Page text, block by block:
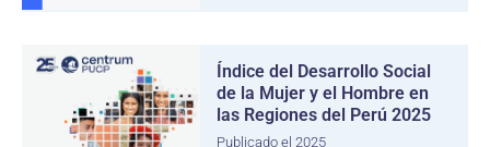
Índice del Desarrollo Social
de la Mujer y el Hombre en
las Regiones del Perú 2025
Publicado el 2025